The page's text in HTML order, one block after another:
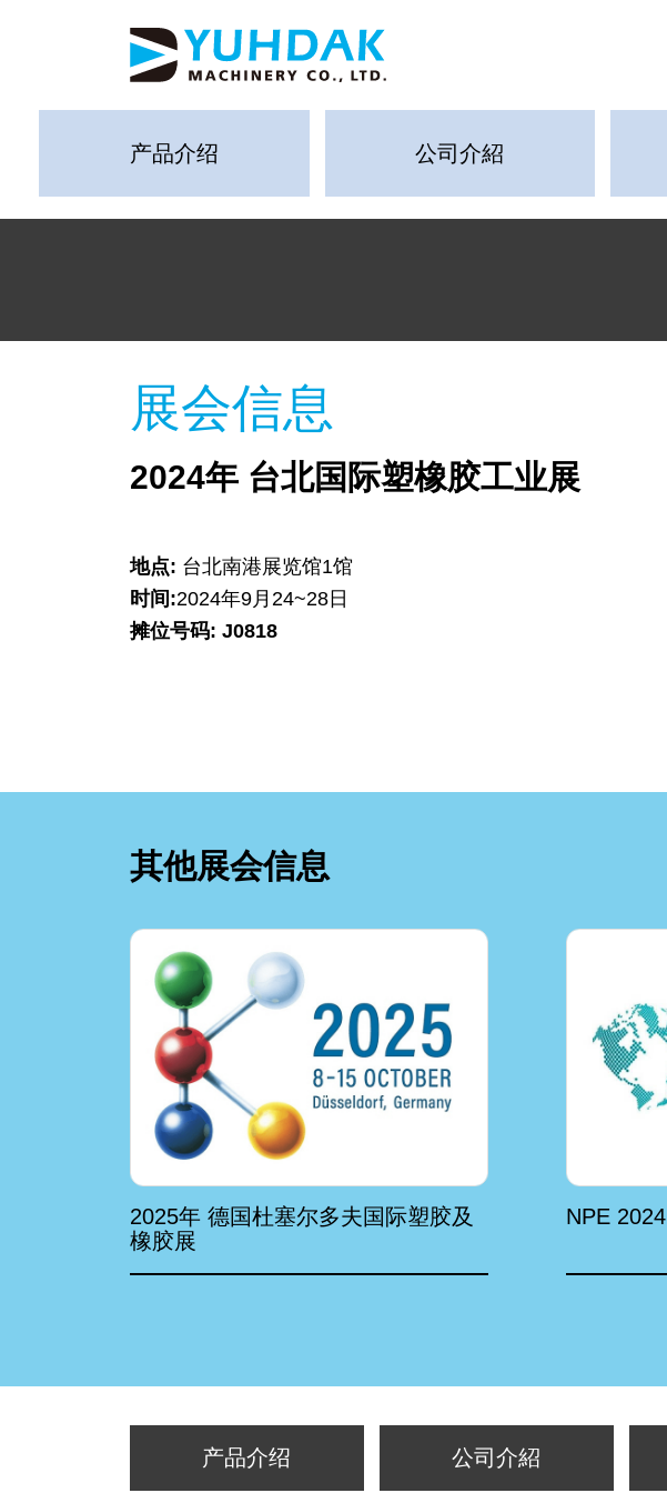
产品介绍 公司介紹
展会信息
2024年 台北国际塑橡胶工业展
地点: 台北南港展览馆1馆
时间:2024年9月24~28日
摊位号码: J0818
其他展会信息
2025年 德国杜塞尔多夫国际塑胶及
橡胶展
NPE 2024
产品介绍 公司介紹